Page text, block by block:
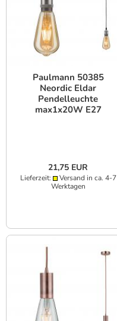
Paulmann 50385
Neordic Eldar
Pendelleuchte
max1x20W E27
21,75 EUR
Lieferzeit:
Versand in ca. 4-7
Werktagen